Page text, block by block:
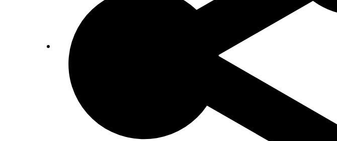
Catalogus: Index alfabetisch geordend A tot Z